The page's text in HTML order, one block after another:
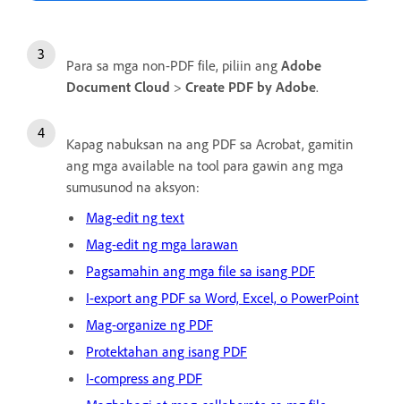
Para sa mga non-PDF file, piliin ang Adobe
Document Cloud > Create PDF by Adobe.
Kapag nabuksan na ang PDF sa Acrobat, gamitin
ang mga available na tool para gawin ang mga
sumusunod na aksyon:
Mag-edit ng text
Mag-edit ng mga larawan
Pagsamahin ang mga file sa isang PDF
I-export ang PDF sa Word, Excel, o PowerPoint
Mag-organize ng PDF
Protektahan ang isang PDF
I-compress ang PDF